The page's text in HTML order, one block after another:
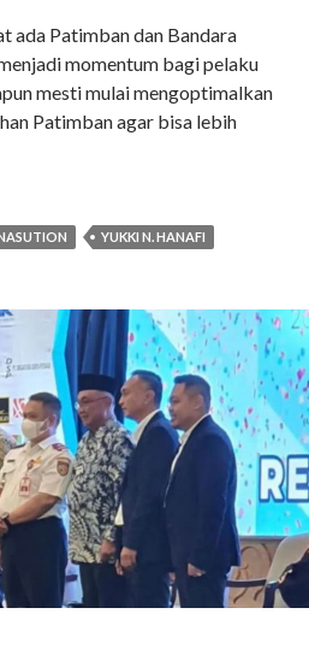
ada Patimban dan Bandara
momentum bagi pelaku
mesti mulai mengoptimalkan
Patimban agar bisa lebih
YUKKI N. HANAFI